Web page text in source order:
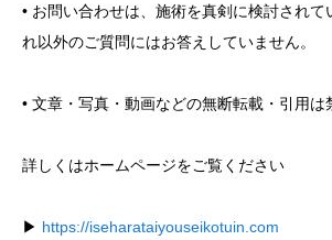
• お問い合わせは、施術を真剣に検討されて
れ以外のご質問にはお答えしていません。
• 文章・写真・動画などの無断転載・引用は
詳しくはホームページをご覧ください
▶ https://iseharataiyouseikotuin.com